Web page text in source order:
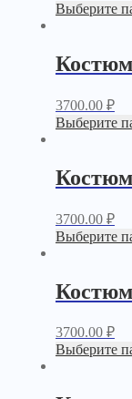
Выберите
3700.00 ₽
Выберите
3700.00 ₽
Выберите
3700.00 ₽
Выберите